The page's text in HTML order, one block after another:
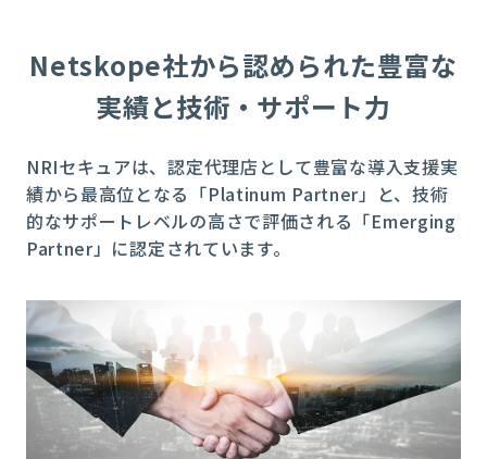
Netskope社から認められた豊富な
実績と技術・サポート力
NRIセキュアは、認定代理店として豊富な導入支援実
績から最高位となる「Platinum Partner」と、技術
的なサポートレベルの高さで評価される「Emerging
Partner」に認定されています。